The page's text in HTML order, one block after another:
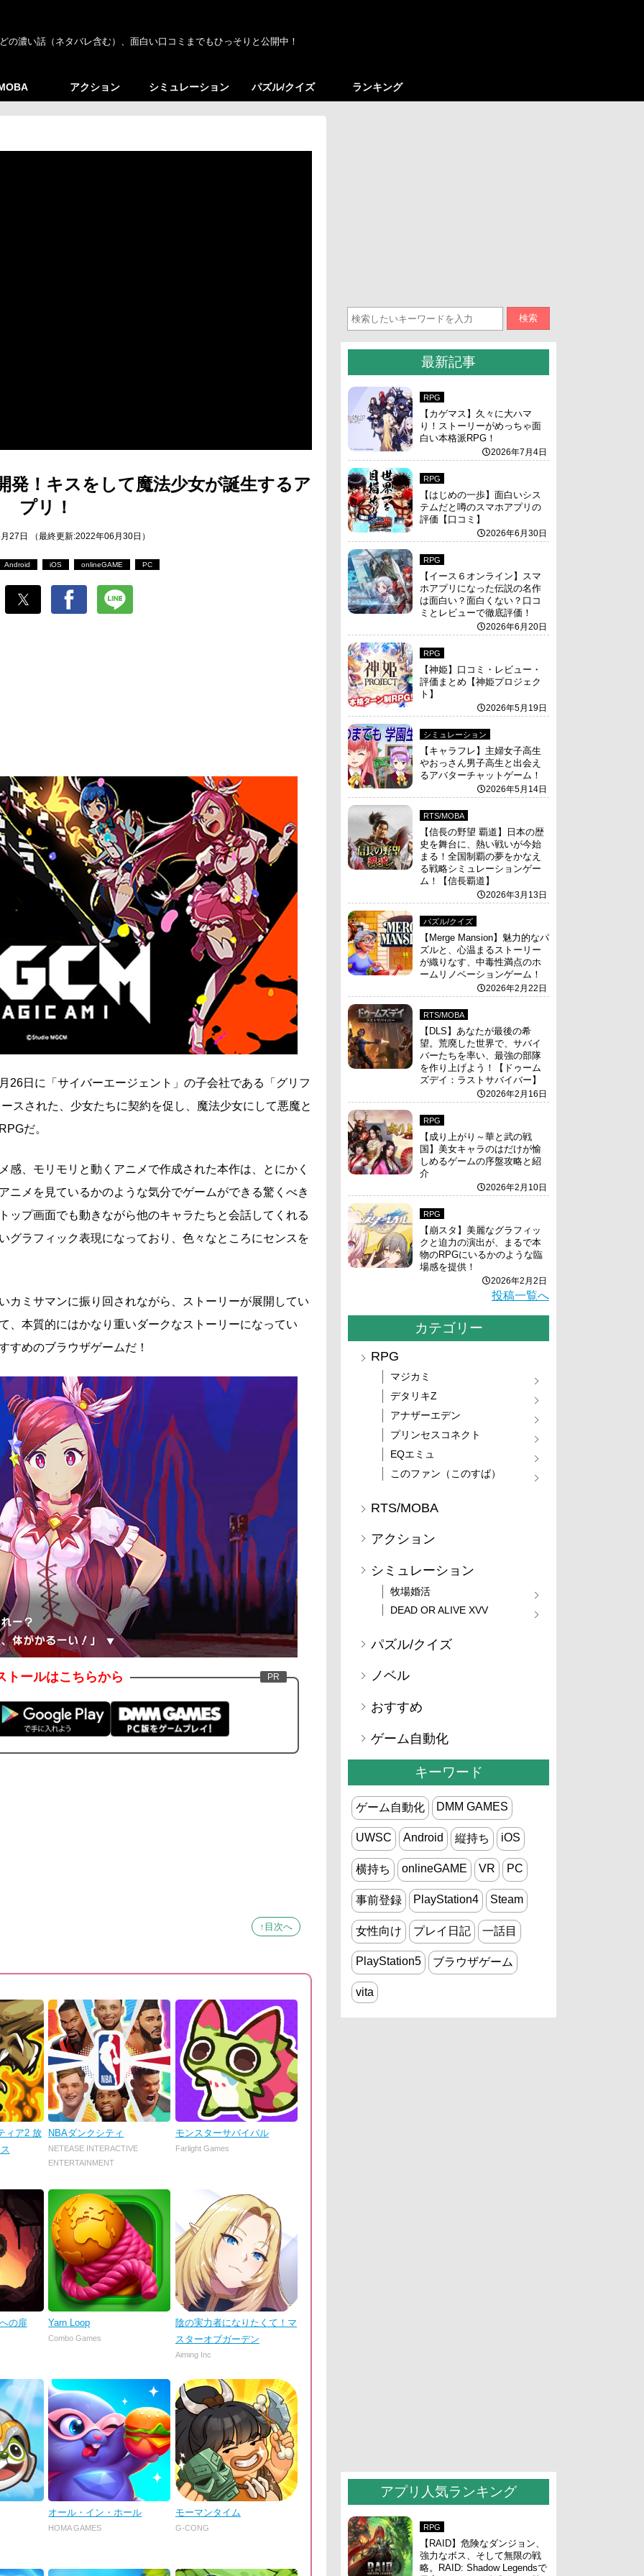
濃い話（ネタバレ含む）、面白い口コミまでもひっそりと公開中！
アクション シミュレーション パズル/クイズ ランキング
発！キスをして魔法少女が誕生するア
プリ！
27日 （最終更新:2022年06月30日）
Android iOS onlineGAME PC
26日に「サイバーエージェント」の子会社である「グリフ
スされた、少女たちに契約を促し、魔法少女にして悪魔と
だ。
感、モリモリと動くアニメで作成された本作は、とにかく
ニメを見ているかのような気分でゲームができる驚くべき
ップ画面でも動きながら他のキャラたちと会話してくれる
グラフィック表現になっており、色々なところにセンスを
カミサマンに振り回されながら、ストーリーが展開してい
、本質的にはかなり重いダークなストーリーになってい
すめのブラウザゲームだ！
トールはこちらから
↑目次へ
ィア2 放
NBAダンクシティ
NETEASE INTERACTIVE
ENTERTAINMENT
モンスターサバイバル
Farlight Games
の扉 Yarn Loop
Combo Games
陰の実力者になりたくて！マ
スターオブガーデン
Aiming Inc
オール・イン・ホール
HOMA GAMES
モーマンタイム
G-CONG
検索
最新記事
RPG
【カゲマス】久々に大ハマ
り！ストーリーがめっちゃ面
白い本格派RPG！
2026年7月4日
RPG
【はじめの一歩】面白いシス
テムだと噂のスマホアプリの
評価【口コミ】
2026年6月30日
RPG
【イース６オンライン】スマ
ホアプリになった伝説の名作
は面白い？面白くない？口コ
ミとレビューで徹底評価！
2026年6月20日
RPG
【神姫】口コミ・レビュー・
評価まとめ【神姫プロジェク
ト】
2026年5月19日
シミュレーション
【キャラフレ】主婦女子高生
やおっさん男子高生と出会え
るアバターチャットゲーム！
2026年5月14日
RTS/MOBA
【信長の野望 覇道】日本の歴
史を舞台に、熱い戦いが今始
まる！全国制覇の夢をかなえ
る戦略シミュレーションゲー
ム！【信長覇道】
2026年3月13日
パズル/クイズ
【Merge Mansion】魅力的なパ
ズルと、心温まるストーリー
が織りなす、中毒性満点のホ
ームリノベーションゲーム！
2026年2月22日
RTS/MOBA
【DLS】あなたが最後の希
望。荒廃した世界で、サバイ
バーたちを率い、最強の部隊
を作り上げよう！【ドゥーム
ズデイ：ラストサバイバー】
2026年2月16日
RPG
【成り上がり～華と武の戦
国】美女キャラのはだけが愉
しめるゲームの序盤攻略と紹
介
2026年2月10日
RPG
【崩スタ】美麗なグラフィッ
クと迫力の演出が、まるで本
物のRPGにいるかのような臨
場感を提供！
2026年2月2日
投稿一覧へ
カテゴリー
RPG
マジカミ
デタリキZ
アナザーエデン
プリンセスコネクト
EQエミュ
このファン（このすば）
RTS/MOBA
アクション
シミュレーション
牧場婚活
DEAD OR ALIVE XVV
パズル/クイズ
ノベル
おすすめ
ゲーム自動化
キーワード
ゲーム自動化 DMM GAMES
UWSC Android 縦持ち iOS
横持ち onlineGAME VR PC
事前登録 PlayStation4 Steam
女性向け プレイ日記 一話目
PlayStation5 ブラウザゲーム
vita
アプリ人気ランキング
RPG
【RAID】危険なダンジョン、
強力なボス、そして無限の戦
略。RAID: Shadow Legendsで